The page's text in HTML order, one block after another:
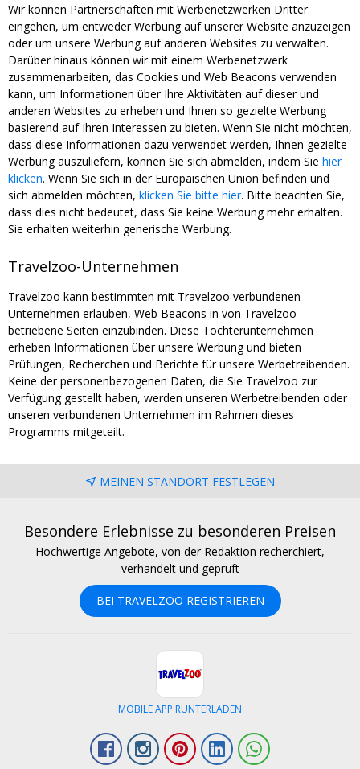
Wir können Partnerschaften mit Werbenetzwerken Dritter
eingehen, um entweder Werbung auf unserer Website anzuzeigen
oder um unsere Werbung auf anderen Websites zu verwalten.
Darüber hinaus können wir mit einem Werbenetzwerk
zusammenarbeiten, das Cookies und Web Beacons verwenden
kann, um Informationen über Ihre Aktivitäten auf dieser und
anderen Websites zu erheben und Ihnen so gezielte Werbung
basierend auf Ihren Interessen zu bieten. Wenn Sie nicht möchten,
dass diese Informationen dazu verwendet werden, Ihnen gezielte
Werbung auszuliefern, können Sie sich abmelden, indem Sie hier
klicken. Wenn Sie sich in der Europäischen Union befinden und
sich abmelden möchten, klicken Sie bitte hier. Bitte beachten Sie,
dass dies nicht bedeutet, dass Sie keine Werbung mehr erhalten.
Sie erhalten weiterhin generische Werbung.
Travelzoo-Unternehmen
Travelzoo kann bestimmten mit Travelzoo verbundenen
Unternehmen erlauben, Web Beacons in von Travelzoo
betriebene Seiten einzubinden. Diese Tochterunternehmen
erheben Informationen über unsere Werbung und bieten
Prüfungen, Recherchen und Berichte für unsere Werbetreibenden.
Keine der personenbezogenen Daten, die Sie Travelzoo zur
Verfügung gestellt haben, werden unseren Werbetreibenden oder
unseren verbundenen Unternehmen im Rahmen dieses
Programms mitgeteilt.
MEINEN STANDORT FESTLEGEN
Besondere Erlebnisse zu besonderen Preisen
Hochwertige Angebote, von der Redaktion recherchiert,
verhandelt und geprüft
BEI TRAVELZOO REGISTRIEREN
MOBILE APP RUNTERLADEN
FacebookInstagramPinterestLinkedIn